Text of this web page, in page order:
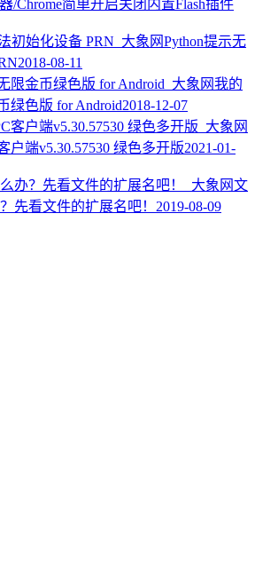
/Chrome简单开启关闭内置Flash插件
Python提示无
2018-08-11
我的
绿色版 for Android2018-12-07
户端v5.30.57530 绿色多开版2021-01-
文
先看文件的扩展名吧！ 2019-08-09